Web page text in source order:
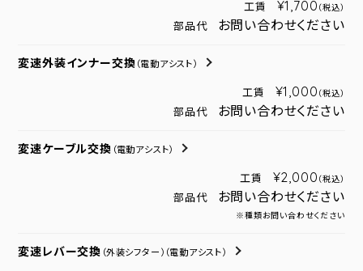
工賃 ¥1,700 （税込）
部品代 お問い合わせください
変速外装インナー交換 （電動アシスト）
工賃 ¥1,000 （税込）
部品代 お問い合わせください
変速ケーブル交換 （電動アシスト）
工賃 ¥2,000 （税込）
部品代 お問い合わせください
※種類お問い合わせください
変速レバー交換 （外装シフター） （電動アシスト）